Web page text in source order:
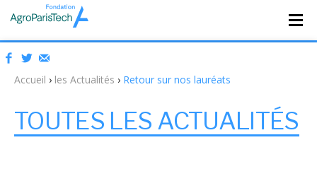
Accueil › les Actualités › Retour sur nos lauréats
TOUTES LES ACTUALITÉS